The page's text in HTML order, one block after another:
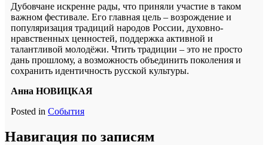
Дубовчане искренне рады, что приняли участие в таком
важном фестивале. Его главная цель – возрождение и
популяризация традиций народов России, духовно-
нравственных ценностей, поддержка активной и
талантливой молодёжи. Чтить традиции – это не просто
дань прошлому, а возможность объединить поколения и
сохранить идентичность русской культуры.
Анна НОВИЦКАЯ
Posted in События
Навигация по записям